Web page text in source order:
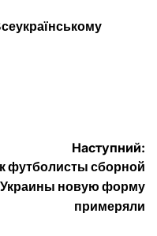
Наступний:
футболисты сборной
Украины новую форму
примеряли